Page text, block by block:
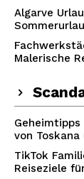
Algarve
Malerische
von
TikTok
Reiseziele